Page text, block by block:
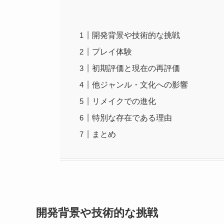
開発背景や技術的な挑戦
プレイ体験
初期評価と現在の再評価
他ジャンル・文化への影響
リメイクでの進化
特別な存在である理由
まとめ
開発背景や技術的な挑戦